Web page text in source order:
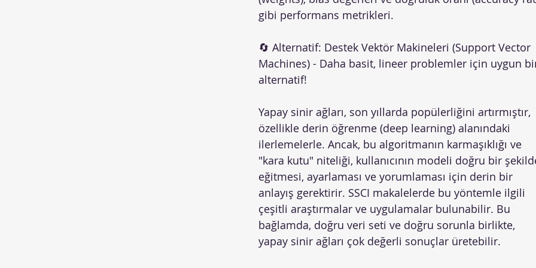
gibi performans metrikleri.
🔄 Alternatif: Destek Vektör Makineleri (Support Vector
Machines) - Daha basit, lineer problemler için uygun
alternatif!
Yapay sinir ağları, son yıllarda popülerliğini artırmıştır,
özellikle derin öğrenme (deep learning) alanındaki
ilerlemelerle. Ancak, bu algoritmanın karmaşıklığı ve
"kara kutu" niteliği, kullanıcının modeli doğru bir
eğitmesi, ayarlaması ve yorumlaması için derin bir
anlayış gerektirir. SSCI makalelerde bu yöntemle ilgili
çeşitli araştırmalar ve uygulamalar bulunabilir. Bu
bağlamda, doğru veri seti ve doğru sorunla birlikte,
yapay sinir ağları çok değerli sonuçlar üretebilir.